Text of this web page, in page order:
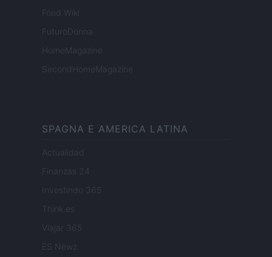
Food Wiki
FuturoDonna
HomeMagazine
SecondHomeMagazine
SPAGNA E AMERICA LATINA
Actualidad
Finanzas 24
Investindo 365
Think.es
Viajar 365
ES Newz